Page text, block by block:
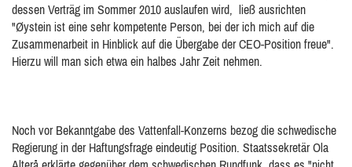
dessen Verträg im Sommer 2010 auslaufen wird, ließ ausrichten
"Øystein ist eine sehr kompetente Person, bei der ich mich auf die
Zusammenarbeit in Hinblick auf die Übergabe der CEO-Position freue".
Hierzu will man sich etwa ein halbes Jahr Zeit nehmen.
Noch vor Bekanntgabe des Vattenfall-Konzerns bezog die schwedische
Regierung in der Haftungsfrage eindeutig Position. Staatssekretär Ola